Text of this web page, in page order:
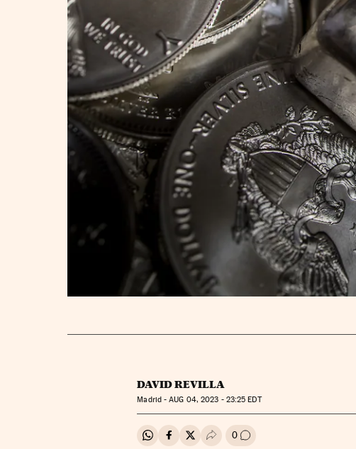
DAVID REVILLA
Madrid -AUG 04, 2023 - 23:25 EDT
Compartir en Whatsapp
Compartir en Facebook
Compartir en Twitter
Desplegar Redes Sociales
0 Ir a los comentarios